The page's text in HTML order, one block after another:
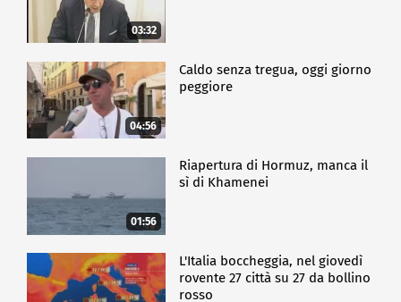
03:32
04:56
Caldo senza tregua, oggi giorno
peggiore
01:56
Riapertura di Hormuz, manca il
sì di Khamenei
L'Italia boccheggia, nel giovedì
rovente 27 città su 27 da bollino
rosso